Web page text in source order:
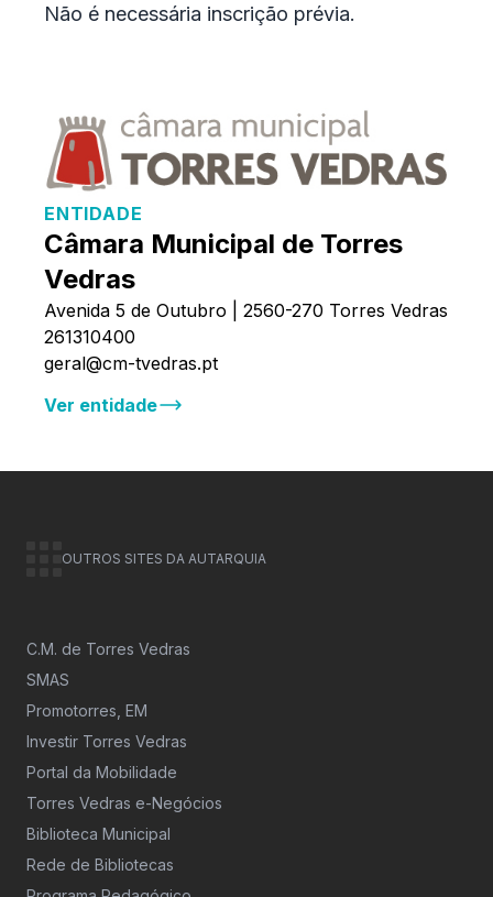
Não é necessária inscrição prévia.
ENTIDADE
Câmara Municipal de Torres
Vedras
Avenida 5 de Outubro | 2560-270 Torres Vedras
261310400
geral@cm-tvedras.pt
Ver entidade
OUTROS SITES DA AUTARQUIA
C.M. de Torres Vedras
SMAS
Promotorres, EM
Investir Torres Vedras
Portal da Mobilidade
Torres Vedras e-Negócios
Biblioteca Municipal
Rede de Bibliotecas